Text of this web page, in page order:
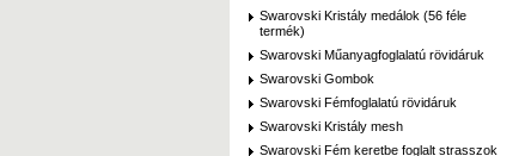
Swarovski Kristály medálok (56 féle
termék)
Swarovski Műanyagfoglalatú rövidáruk
Swarovski Gombok
Swarovski Fémfoglalatú rövidáruk
Swarovski Kristály mesh
Swarovski Fém keretbe foglalt strasszok